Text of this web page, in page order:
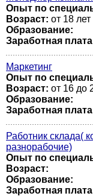
Опыт по
Возраст: от 18 лет
Образование:
Заработная
Маркетинг
Опыт по
Возраст: от 16 до
Образование:
Заработная
Работник склада(
разнорабочие)
Опыт по
Возраст:
Образование:
Заработная